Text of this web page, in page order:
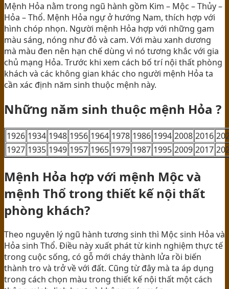
Mệnh Hỏa nằm trong ngũ hành gồm Kim – Mộc – Thủy –
Hỏa – Thổ. Mệnh Hỏa ngự ở hướng Nam, thích hợp với
hình chóp nhọn. Người mệnh Hỏa hợp với những gam
màu sáng, nóng như đỏ và cam. Với màu xanh dương
mà màu đen nên hạn chế dùng vì nó tương khắc với gia
chủ mạng Hỏa. Trước khi xem cách bố trí nội thất phòng
khách và các không gian khác cho người mệnh Hỏa ta
cần xác định năm sinh thuộc mệnh này.
Những năm sinh thuộc mệnh Hỏa ?
1926 1934 1948 1956 1964 1978 1986 1994 2008 2016
1927 1935 1949 1957 1965 1979 1987 1995 2009 2017
Mệnh Hỏa hợp với mệnh Mộc và
mệnh Thổ trong thiết kế nội thất
phòng khách?
Theo nguyên lý ngũ hành tương sinh thì Mộc sinh Hỏa và
Hỏa sinh Thổ. Điều này xuất phát từ kinh nghiệm thực tế
trong cuộc sống, có gỗ mới cháy thành lửa rồi biến
thành tro và trở về với đất. Cũng từ đây mà ta áp dụng
trong cách chọn màu trong thiết kế nội thất một cách